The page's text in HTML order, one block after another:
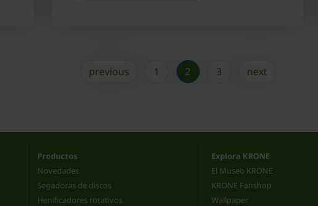
previous 1 2 3 next
Productos
Novedades
Segadoras de discos
Henificadores rotativos
Explora KRONE
El Museo KRONE
KRONE Fanshop
Wallpaper